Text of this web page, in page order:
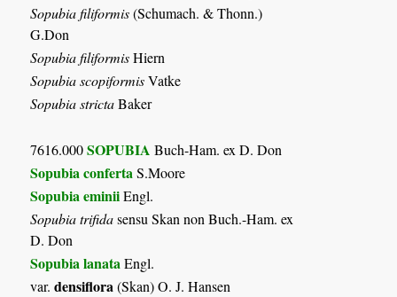
Sopubia filiformis(Schumach. & Thonn.)
G.Don
Sopubia filiformisHiern
Sopubia scopiformisVatke
Sopubia strictaBaker
7616.000SOPUBIA Buch-Ham. ex D. Don
Sopubia conferta S.Moore
Sopubia eminiiEngl.
Sopubia trifidasensu Skan non Buch.-Ham. ex
D. Don
Sopubia lanata Engl.
var.densiflora (Skan) O. J. Hansen